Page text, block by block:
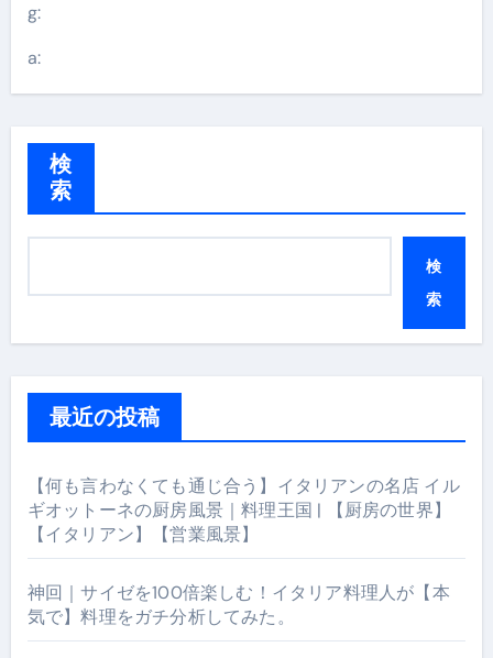
g:
a:
検
索
検
索
最近の投稿
【何も言わなくても通じ合う】イタリアンの名店 イル
ギオットーネの厨房風景｜料理王国 | 【厨房の世界】
【イタリアン】【営業風景】
神回｜サイゼを100倍楽しむ！イタリア料理人が【本
気で】料理をガチ分析してみた。